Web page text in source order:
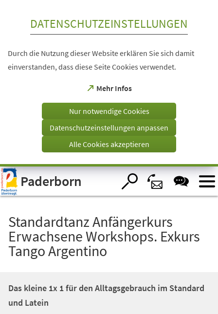
Visuelle
Assistenzsoftware
öffnen.
DATENSCHUTZEINSTELLUNGEN
Durch die Nutzung dieser Website erklären Sie sich damit
einverstanden, dass diese Seite Cookies verwendet.
Mehr Infos
(Öffnet
einem
Tab)
Nur notwendige Cookies
Datenschutzeinstellungen anpassen
Alle Cookies akzeptieren
Paderborn
Standardtanz Anfängerkurs
Erwachsene Workshops. Exkurs
Tango Argentino
Das kleine 1x 1 für den Alltagsgebrauch im Standard
und Latein